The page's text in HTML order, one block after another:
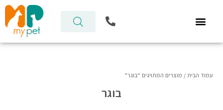
n
a עמוד הבית/ מוצרים המתויגים “בוגר”
בוגר